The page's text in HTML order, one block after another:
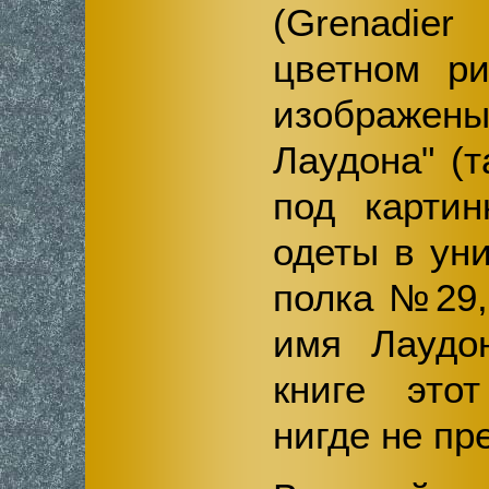
цветном
Лаудона"
под
одеты в
полка №29,
имя
книге
нигде не